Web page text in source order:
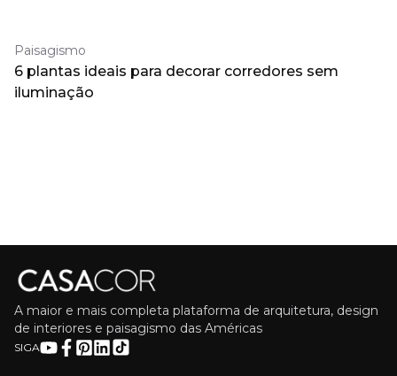
Paisagismo
6 plantas ideais para decorar corredores sem
iluminação
A maior e mais completa plataforma de arquitetura, design
de interiores e paisagismo das Américas
SIGA